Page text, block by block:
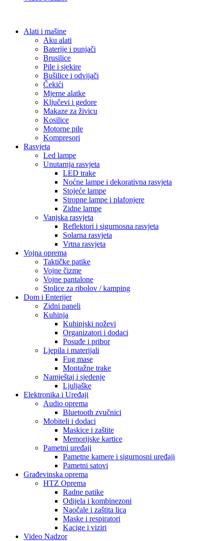
Alati i mašine
Aku alati
Baterije i punjači
Brusilice
Pile i sjekire
Bušilice i odvijači
Čekići
Mjerne alatke
Ključevi i gedore
Makaze za živicu
Kosilice
Motorne pile
Kompresori
Rasvjeta
Led lampe
Unutarnja rasvjeta
LED trake
Noćne lampe i dekorativna rasvjeta
Stojeće lampe
Stropne lampe i plafonjere
Zidne lampe
Vanjska rasvjeta
Reflektori i sigurnosna rasvjeta
Solarna rasvjeta
Vrtna rasvjeta
Vojna oprema
Taktičke patike
Vojne čizme
Vojne pantalone
Stolice za ribolov / kamping
Dom i Enterijer
Zidni paneli
Kuhinja
Kuhinjski noževi
Organizatori i dodaci
Posuđe i pribor
Ljepila i materijali
Fug mase
Montažne trake
Namještaj i sjedenje
Ljuljaške
Elektronika i Uređaji
Audio oprema
Bluetooth zvučnici
Mobiteli i dodaci
Maskice i zaštite
Memorijske kartice
Pametni uređaji
Pametne kamere i sigurnosni uređaji
Pametni satovi
Građevinska oprema
HTZ Oprema
Radne patike
Odijela i kombinezoni
Naočale i zaštita lica
Maske i respiratori
Kacige i viziri
Video Nadzor